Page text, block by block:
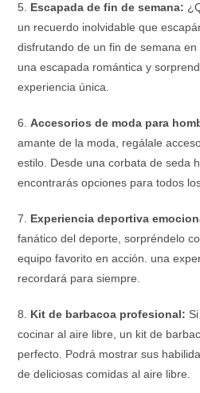
5. Escapada de fin de semana:
un recuerdo inolvidable que
disfrutando de un fin de semana
una escapada romántica y
experiencia única.
6.Accesorios de moda para
amante de la moda, regálale
estilo. Desde una corbata de seda
encontrarás opciones para todos
7. Experiencia deportiva
fanático del deporte, sorpréndelo
equipo favorito en acción. una
recordará para siempre.
8. Kit de barbacoa profesional:
cocinar al aire libre, un kit de
perfecto. Podrá mostrar sus
de deliciosas comidas al aire libre.